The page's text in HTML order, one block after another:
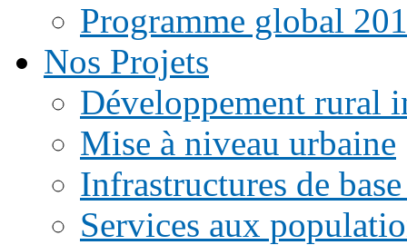
Programme global
Nos Projets
Développement rural
Mise à niveau urbaine
Infrastructures de
Services aux